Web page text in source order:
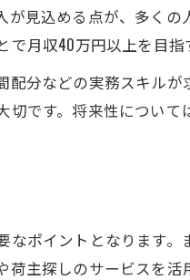
見込める点が、多く
月収40万円以上を目指
分などの実務スキル
です。将来性につい
ポイントとなります
主探しのサービスを